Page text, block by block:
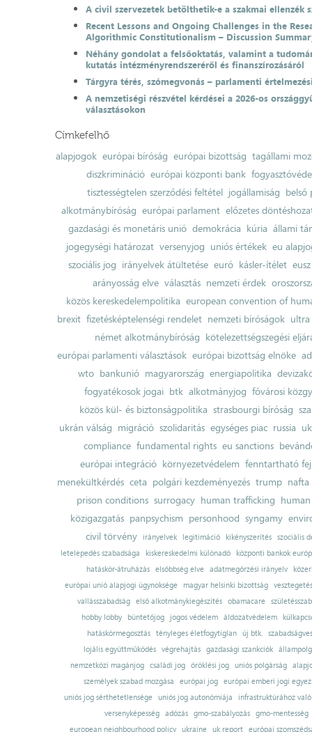
A civil szervezetek betölthetik-e a szakmai ellenzék
Recent Lessons and Ongoing Challenges in the
Algorithmic Constitutionalism – Discussion
Néhány gondolat a felsőoktatás, valamint a
kutatás intézményrendszeréről és finanszírozásáról
Tárgyra térés, szómegvonás – parlamenti
A nemzetiségi részvétel kérdései a 2026-os
választásokon
Címkefelhő
alapjogok európai bíróság európai bizottság tagállami
diszkrimináció európai központi bank
tisztességtelen szerződési feltétel jogállamiság belső
alkotmánybíróság európai parlament előzetes
gazdasági és monetáris unió demokrácia kúria állami
jogegységi határozat versenyjog uniós értékek eu
szociális jog irányelvek átültetése euró kásler-ítélet
arányosság elve választás nemzeti érdek
közös kereskedelempolitika european convention of
brexit fizetésképtelenségi rendelet nemzeti bíróságok ultra
német alkotmánybíróság kötelezettségszegési
európai parlamenti választások európai bizottság elnöke
wto bankunió magyarország energiapolitika
fogyatékosok jogai btk alkotmányjog fővárosi
közös kül- és biztonságpolitika strasbourgi bíróság
ukrán válság migráció szolidaritás egységes piac russia
compliance fundamental rights eu sanctions
európai integráció környezetvédelem fenntartható
menekültkérdés ceta polgári kezdeményezés trump nafta
prison conditions surrogacy human trafficking
közigazgatás panpsychism personhood syngamy
civil törvény
irányelvek legitimáció kikényszerítés szociális
letelepedés szabadsága
kiskereskedelmi különadó
központi bankok
hatáskör-átruházás
elsőbbség elve adatmegőrzési irányelv
európai unió alapjogi ügynoksége
magyar helsinki bizottság
vesztegetés
vallásszabadság
első alkotmánykiegészítés obamacare
hobby lobby
büntetőjog jogos védelem áldozatvédelem
hatáskörmegosztás tényleges életfogytiglan új btk.
lojális együttműködés
végrehajtás gazdasági szankciók
nemzetközi magánjog
családi jog öröklési jog uniós polgárság
személyek szabad mozgása
európai jog európai emberi jogi
uniós jog sérthetetlensége uniós jog autonómiája
infrastruktúrához
versenyképesség adózás gmo-szabályozás gmo-mentesség
european neighbourhood policy
ukraine uk report európai